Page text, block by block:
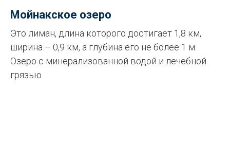
Мойнакское озеро
Это лиман, длина которого достигает 1,8 км,
ширина – 0,9 км, а глубина его не более 1 м.
Озеро с минерализованной водой и лечебной
грязью